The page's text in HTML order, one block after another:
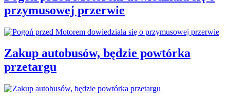
przymusowej przerwie
Zakup autobusów, będzie powtórka
przetargu